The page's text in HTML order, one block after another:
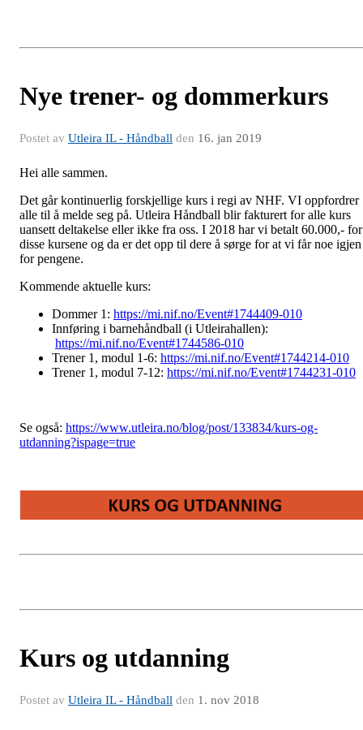
Nye trener- og dommerkurs
Postet av Utleira IL - Håndball den 16. jan 2019
Hei alle sammen.
Det går kontinuerlig forskjellige kurs i regi av NHF. VI oppfordrer
alle til å melde seg på. Utleira Håndball blir fakturert for alle kurs
uansett deltakelse eller ikke fra oss. I 2018 har vi betalt 60.000,- for
disse kursene og da er det opp til dere å sørge for at vi får noe igjen
for pengene.
Kommende aktuelle kurs:
Dommer 1: https://mi.nif.no/Event#1744409-010
Innføring i barnehåndball (i Utleirahallen):
https://mi.nif.no/Event#1744586-010
Trener 1, modul 1-6: https://mi.nif.no/Event#1744214-010
Trener 1, modul 7-12: https://mi.nif.no/Event#1744231-010
Se også: https://www.utleira.no/blog/post/133834/kurs-og-
utdanning?ispage=true
Kurs og utdanning
Postet av Utleira IL - Håndball den 1. nov 2018